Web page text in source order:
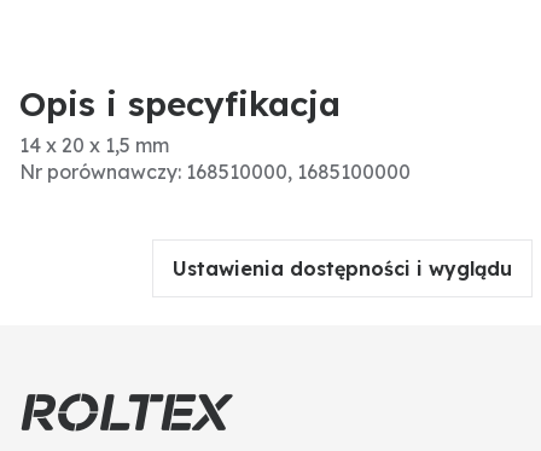
Opis i specyfikacja
14 x 20 x 1,5 mm
Nr porównawczy: 168510000, 1685100000
Ustawienia dostępności i wyglądu